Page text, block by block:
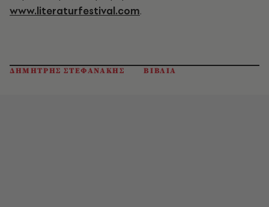
www.literaturfestival.com.
ΔΗΜΗΤΡΗΣ ΣΤΕΦΑΝΑΚΗΣ ΒΙΒΛΙΑ